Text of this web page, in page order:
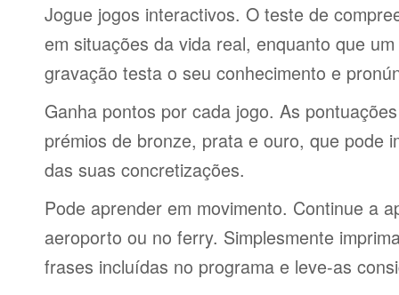
Jogue jogos interactivos. O teste de
em situações da vida real, enquanto que
gravação testa o seu conhecimento e
Ganha pontos por cada jogo. As
prémios de bronze, prata e ouro, que pode
das suas concretizações.
Pode aprender em movimento. Continue a
aeroporto ou no ferry. Simplesmente
frases incluídas no programa e leve-as